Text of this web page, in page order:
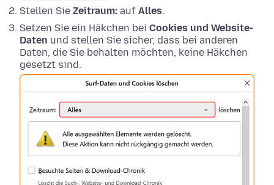
Stellen Sie Zeitraum: auf Alles.
Setzen Sie ein Häkchen bei Cookies und Website-
Daten und stellen Sie sicher, dass bei anderen
Daten, die Sie behalten möchten, keine Häkchen
gesetzt sind.